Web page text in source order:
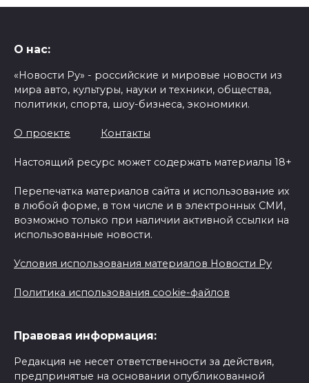
О нас:
«Новости Ру» - российские и мировые новости из
мира авто, культуры, науки и техники, общества,
политики, спорта, шоу-бизнеса, экономики.
О проекте Контакты
Настоящий ресурс может содержать материалы 18+
Перепечатка материалов сайта и использование их
в любой форме, в том числе и в электронных СМИ,
возможно только при наличии активной ссылки на
использованные новости.
Условия использования материалов Новости Ру
Политика использования cookie-файлов
Правовая информация:
Редакция не несет ответственности за действия,
предпринятые на основании опубликованной